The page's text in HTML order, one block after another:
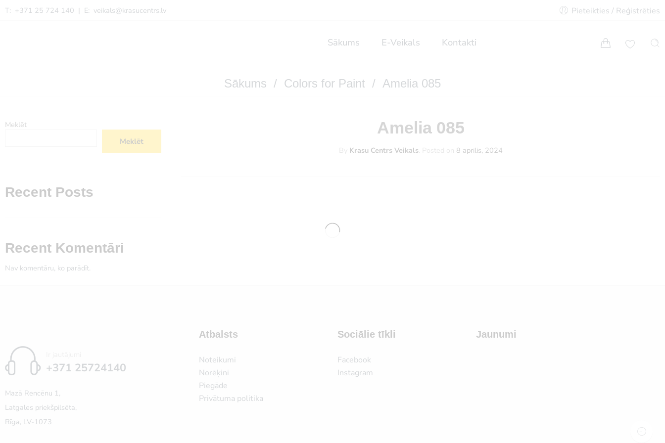
T: +371 25 724 140 | E: veikals@krasucentrs.lv Pieteikties / Reģistrēties
Sākums E-Veikals Kontakti
Sākums / Colors for Paint / Amelia 085
Amelia 085
By Krasu Centrs Veikals. Posted on 8 aprīlis, 2024
Meklēt
Meklēt
Recent Posts
Recent Komentāri
Nav komentāru, ko parādīt.
+371 25724140
Mazā Rencēnu 1,
Latgales priekšpilsēta,
Rīga, LV-1073
Atbalsts
Noteikumi
Norēķini
Piegāde
Privātuma politika
Sociālie tīkli
Facebook
Instagram
Jaunumi